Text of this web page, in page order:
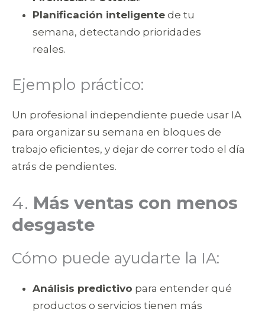
Planificación inteligente de tu
semana, detectando prioridades
reales.
Ejemplo práctico:
Un profesional independiente puede usar IA
para organizar su semana en bloques de
trabajo eficientes, y dejar de correr todo el día
atrás de pendientes.
4. Más ventas con menos
desgaste
Cómo puede ayudarte la IA:
Análisis predictivo para entender qué
productos o servicios tienen más